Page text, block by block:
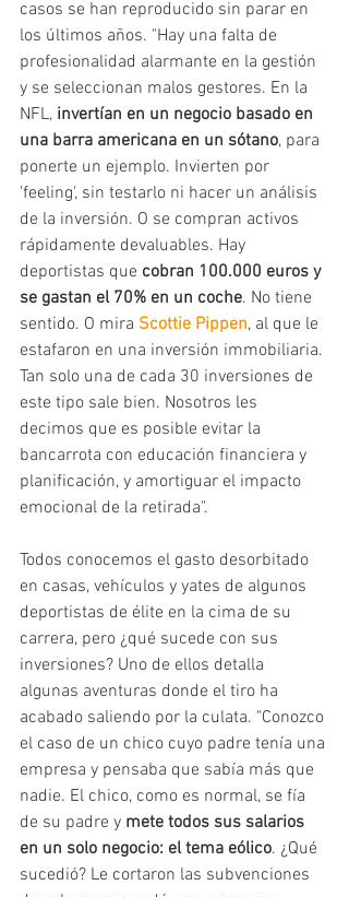
casos se han reproducido sin parar en
los últimos años. "Hay una falta de
profesionalidad alarmante en la gestión
y se seleccionan malos gestores. En la
NFL, invertían en un negocio basado en
una barra americana en un sótano, para
ponerte un ejemplo. Invierten por
'feeling', sin testarlo ni hacer un análisis
de la inversión. O se compran activos
rápidamente devaluables. Hay
deportistas que cobran 100.000 euros y
se gastan el 70% en un coche. No tiene
sentido. O mira Scottie Pippen, al que le
estafaron en una inversión immobiliaria.
Tan solo una de cada 30 inversiones de
este tipo sale bien. Nosotros les
decimos que es posible evitar la
bancarrota con educación financiera y
planificación, y amortiguar el impacto
emocional de la retirada".
Todos conocemos el gasto desorbitado
en casas, vehículos y yates de algunos
deportistas de élite en la cima de su
carrera, pero ¿qué sucede con sus
inversiones? Uno de ellos detalla
algunas aventuras donde el tiro ha
acabado saliendo por la culata. "Conozco
el caso de un chico cuyo padre tenía una
empresa y pensaba que sabía más que
nadie. El chico, como es normal, se fía
de su padre y mete todos sus salarios
en un solo negocio: el tema eólico. ¿Qué
sucedió? Le cortaron las subvenciones